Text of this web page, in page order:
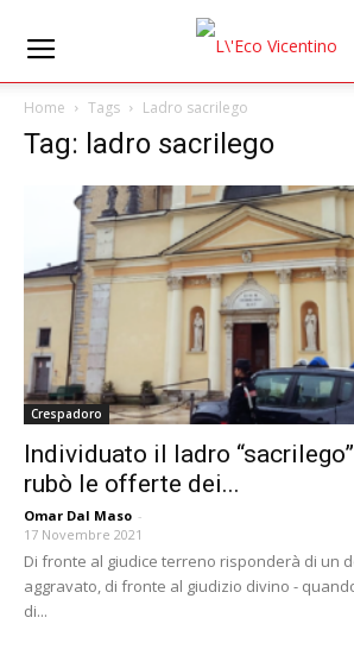
Home Tags Ladro sacrilego
Tag: ladro sacrilego
Crespadoro
Individuato il ladro
rubò le offerte dei...
Omar Dal Maso -
17 Novembre 2021
Di fronte al giudice terreno risponderà di un
aggravato, di fronte al giudizio divino -
di...